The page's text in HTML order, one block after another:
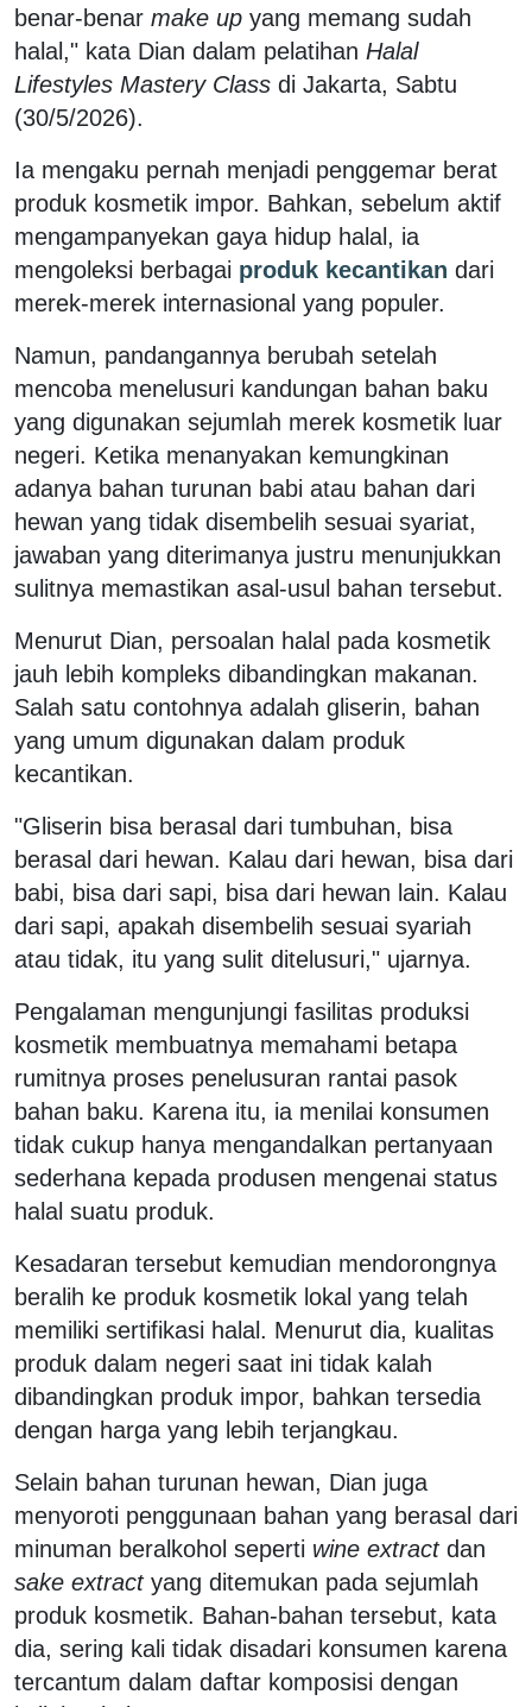
benar-benar make up yang memang sudah
halal," kata Dian dalam pelatihan Halal
Lifestyles Mastery Class di Jakarta, Sabtu
(30/5/2026).
Ia mengaku pernah menjadi penggemar berat
produk kosmetik impor. Bahkan, sebelum aktif
mengampanyekan gaya hidup halal, ia
mengoleksi berbagai produk kecantikan dari
merek-merek internasional yang populer.
Namun, pandangannya berubah setelah
mencoba menelusuri kandungan bahan baku
yang digunakan sejumlah merek kosmetik luar
negeri. Ketika menanyakan kemungkinan
adanya bahan turunan babi atau bahan dari
hewan yang tidak disembelih sesuai syariat,
jawaban yang diterimanya justru menunjukkan
sulitnya memastikan asal-usul bahan tersebut.
Menurut Dian, persoalan halal pada kosmetik
jauh lebih kompleks dibandingkan makanan.
Salah satu contohnya adalah gliserin, bahan
yang umum digunakan dalam produk
kecantikan.
"Gliserin bisa berasal dari tumbuhan, bisa
berasal dari hewan. Kalau dari hewan, bisa dari
babi, bisa dari sapi, bisa dari hewan lain. Kalau
dari sapi, apakah disembelih sesuai syariah
atau tidak, itu yang sulit ditelusuri," ujarnya.
Pengalaman mengunjungi fasilitas produksi
kosmetik membuatnya memahami betapa
rumitnya proses penelusuran rantai pasok
bahan baku. Karena itu, ia menilai konsumen
tidak cukup hanya mengandalkan pertanyaan
sederhana kepada produsen mengenai status
halal suatu produk.
Kesadaran tersebut kemudian mendorongnya
beralih ke produk kosmetik lokal yang telah
memiliki sertifikasi halal. Menurut dia, kualitas
produk dalam negeri saat ini tidak kalah
dibandingkan produk impor, bahkan tersedia
dengan harga yang lebih terjangkau.
Selain bahan turunan hewan, Dian juga
menyoroti penggunaan bahan yang berasal dari
minuman beralkohol seperti wine extractdan
sake extractyang ditemukan pada sejumlah
produk kosmetik. Bahan-bahan tersebut, kata
dia, sering kali tidak disadari konsumen karena
tercantum dalam daftar komposisi dengan